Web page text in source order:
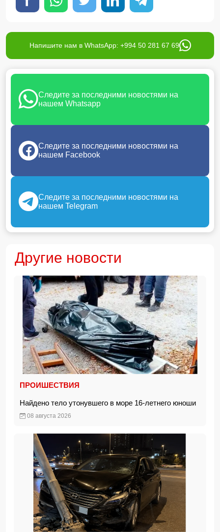
Напишите нам в WhatsApp: +994 50 281 67 69
Следите за последними новостями на
нашем Whatsapp
Следите за последними новостями на
нашем Facebook
Следите за последними новостями на
нашем Telegram
Другие новости
ПРОИШЕСТВИЯ
Найдено тело утонувшего в море 16-летнего юноши
08 августа 2026